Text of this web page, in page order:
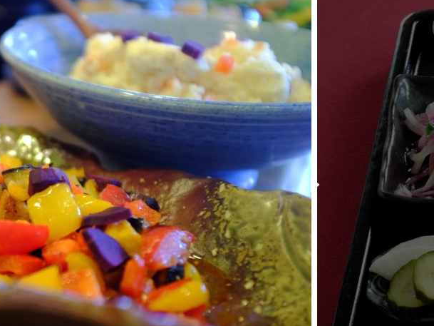
働く・学ぶ
─ 農業
─ 森林・林業
─ 水産業
─ ライブラリー
子供向け学習コンテンツ
─ MOGUHAPI モグハピ！
─ 緒方湊の「食育クイズ」
─ 農林水産業をみんなで学ぼう！
─ 飲食店
直売所へ
レシピ